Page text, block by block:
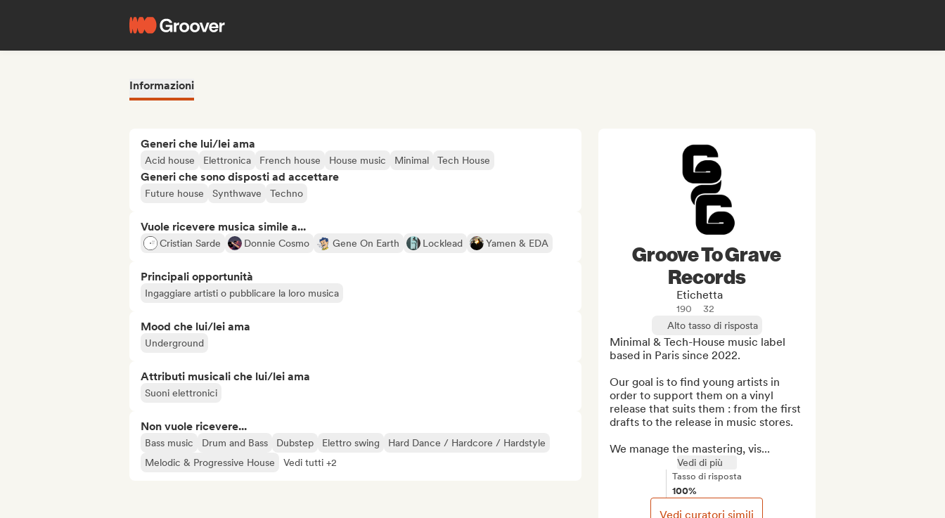
Informazioni
Generi che lui/lei ama
Acid house Elettronica French house House music Minimal Tech House
Generi che sono disposti ad accettare
Future house Synthwave Techno
Vuole ricevere musica simile a...
Cristian Sarde Donnie Cosmo Gene On Earth Locklead Yamen & EDA
Principali opportunità
Ingaggiare artisti o pubblicare la loro musica
Mood che lui/lei ama
Underground
Attributi musicali che lui/lei ama
Suoni elettronici
Non vuole ricevere...
Bass music Drum and Bass Dubstep Elettro swing
Hard Dance / Hardcore / Hardstyle
Melodic & Progressive House
Vedi tutti +2
Groove To Grave
Records
Etichetta
190
32
Alto tasso di risposta
Minimal & Tech-House music label
based in Paris since 2022.
Our goal is to find young artists in
order to support them on a vinyl
release that suits them : from the first
drafts to the release in music stores.
We manage the mastering, vis...
Vedi di più
Tasso di risposta
100%
Vedi curatori simili